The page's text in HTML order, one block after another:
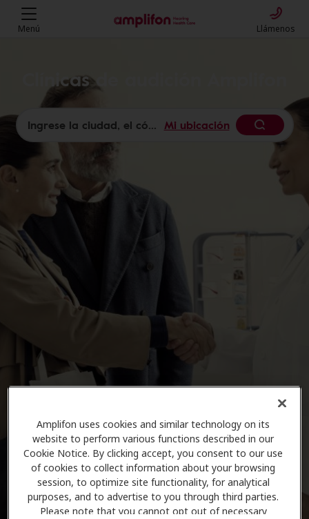
Amplifon uses cookies and similar technology on its
website to perform various functions described in our
Cookie Notice. By clicking accept, you consent to our use
of cookies to collect information about your browsing
session, to optimize site functionality, for analytical
purposes, and to advertise to you through third parties.
Please note that you cannot opt out of necessary
Menú Llámenos
Clínicas de audición Amplifon
Mi ubicación